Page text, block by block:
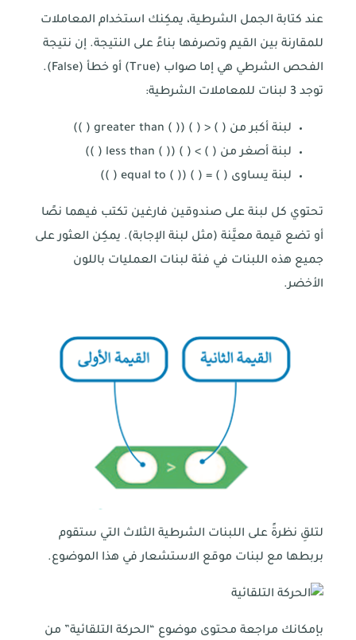
عند كتابة الجمل الشرطية، يمكِنك استخدام المعاملات
للمقارنة بين القيم وتصرفها بناءً على النتيجة. إن نتيجة
الفحص الشرطي هي إما صواب (True) أو خطأ (False).
توجد 3 لبنات للمعاملات الشرطية:
لبنة أكبر من ( ) < ( ) (( ) greater than ( ))
لبنة أصغر من ( ) > ( ) (( ) less than ( ))
لبنة يساوى ( ) = ( ) (( ) equal to ( ))
تحتوي كل لبنة على صندوقين فارغين تكتب فيهما نصًا
أو تضع قيمة معيَّنة (مثل لبنة الإجابة). يمكِن العثور على
جميع هذه اللبنات في فئة لبنات العمليات باللون
الأخضر.
لتلقِ نظرةً على اللبنات الشرطية الثلاث التي ستقوم
بربطها مع لبنات موقع الاستشعار في هذا الموضوع.
بإمكانك مراجعة محتوى موضوع “الحركة التلقائية” من